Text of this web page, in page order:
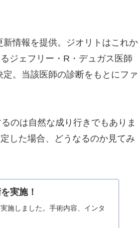
情報を提供。ジオリトはこれか
ジェフリー・R・デュガス医師
。当該医師の診断をもとにファ
のは自然な成り行きでもありま
した場合、どうなるのか見てみ
実施！
施しました。手術内容、インタ